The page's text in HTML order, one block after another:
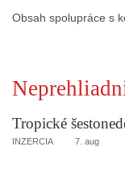
Obsah spolupráce s
Tropické
INZERCIA 7. aug